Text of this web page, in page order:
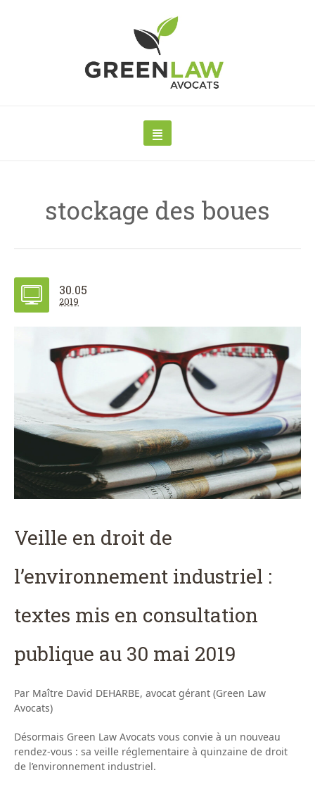
stockage des boues
30.05
2019
Veille en droit de
l’environnement industriel :
textes mis en consultation
publique au 30 mai 2019
Par Maître David DEHARBE, avocat gérant (Green Law
Avocats)
Désormais Green Law Avocats vous convie à un nouveau
rendez-vous : sa veille réglementaire à quinzaine de droit
de l’environnement industriel.